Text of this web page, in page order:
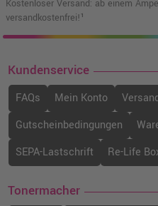
Kostenloser Versand: ab einem
versandkostenfrei!¹
Kundenservice
FAQs Mein Konto
Gutscheinbedingungen
SEPA-Lastschrift
Re-Life
Tonermacher